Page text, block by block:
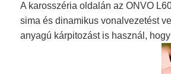
A karosszéria oldalán az ONVO
sima és dinamikus vonalvezetést
anyagú kárpitozást is használ,